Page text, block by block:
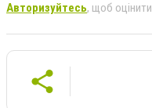
Авторизуйтесь, щоб оцінити